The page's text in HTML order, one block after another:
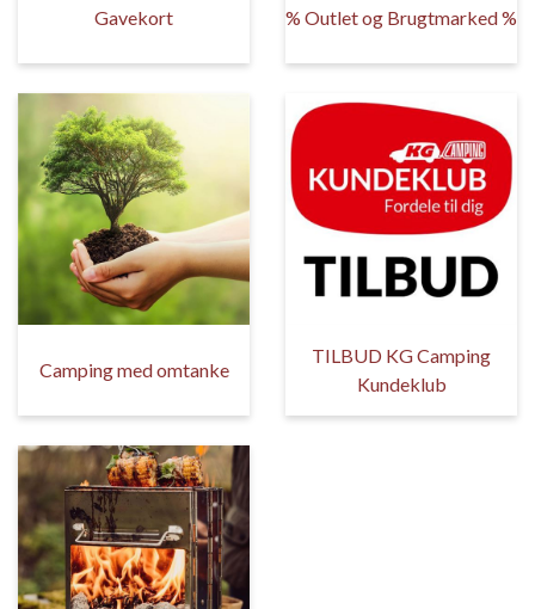
Gavekort % Outlet og Brugtmarked %
Camping med omtanke
TILBUD KG Camping
Kundeklub